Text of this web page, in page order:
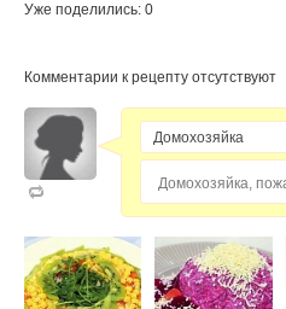
Уже поделились: 0
Комментарии к рецепту отсутствуют